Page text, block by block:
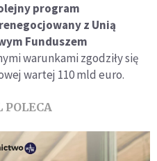
program
z Unią
Funduszem
warunkami zgodziły się
wartej 110 mld euro.
POLECA